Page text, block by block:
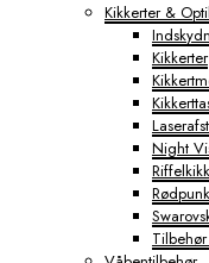
Kikkerter &
Kikkerter
Night